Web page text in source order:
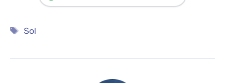
Étiquettes
Sol